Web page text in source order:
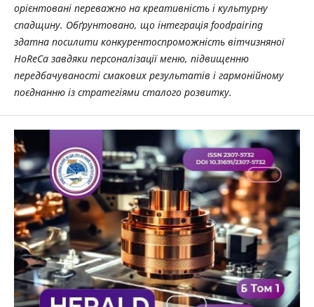
орієнтовані переважно на креативність і культурну
спадщину. Обґрунтовано, що інтеграція foodpairing
здатна посилити конкурентоспроможність вітчизняної
HoReCa завдяки персоналізації меню, підвищенню
передбачуваності смакових результатів і гармонійному
поєднанню із стратегіями сталого розвитку.